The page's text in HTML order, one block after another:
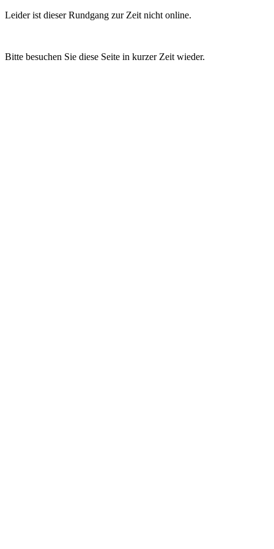
Leider ist dieser Rundgang zur Zeit nicht online.
Bitte besuchen Sie diese Seite in kurzer Zeit wieder.